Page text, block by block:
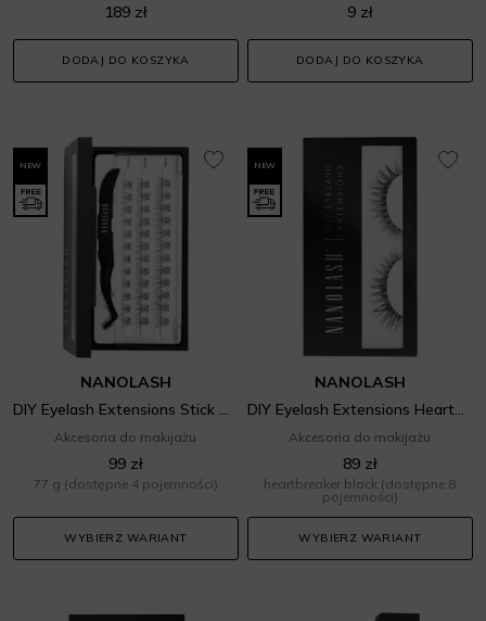
189 zł
DODAJ DO KOSZYKA
9 zł
DODAJ DO KOSZYKA
NEW
NANOLASH
DIY Eyelash Extensions Stick & Go Pre-Glued Lashes Classy Black
Akcesoria do makijażu
99 zł
77 g (dostępne 4 pojemności)
WYBIERZ WARIANT
NEW
NANOLASH
DIY Eyelash Extensions Heartbreaker Black
Akcesoria do makijażu
89 zł
heartbreaker black (dostępne 8
pojemności)
WYBIERZ WARIANT